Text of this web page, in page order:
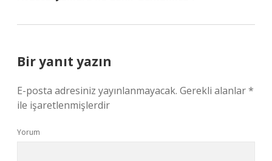
Bir yanıt yazın
E-posta adresiniz yayınlanmayacak. Gerekli alanlar*
ile işaretlenmişlerdir
Yorum